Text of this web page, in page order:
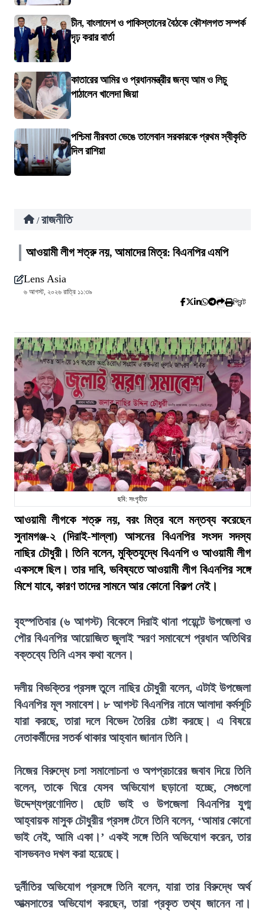
চীন, বাংলাদেশ ও পাকিস্তানের বৈঠকে কৌশলগত সম্পর্ক
দৃঢ় করার বার্তা
কাতারের আমির ও প্রধানমন্ত্রীর জন্য আম ও লিচু
পাঠালেন খালেদা জিয়া
পশ্চিমা নীরবতা ভেঙে তালেবান সরকারকে প্রথম স্বীকৃতি
দিল রাশিয়া
/ রাজনীতি
আওয়ামী লীগ শত্রু নয়, আমাদের মিত্র: বিএনপির এমপি
Lens Asia
৬ আগস্ট, ২০২৬ রাত্রি ১১:৩৯
প্রিন্ট
ছবি: সংগৃহীত
আওয়ামী লীগকে শত্রু নয়, বরং মিত্র বলে মন্তব্য করেছেন
সুনামগঞ্জ-২ (দিরাই-শাল্লা) আসনের বিএনপির সংসদ সদস্য
নাছির চৌধুরী। তিনি বলেন, মুক্তিযুদ্ধে বিএনপি ও আওয়ামী লীগ
একসঙ্গে ছিল। তার দাবি, ভবিষ্যতে আওয়ামী লীগ বিএনপির সঙ্গে
মিশে যাবে, কারণ তাদের সামনে আর কোনো বিকল্প নেই।
বৃহস্পতিবার (৬ আগস্ট) বিকেলে দিরাই থানা পয়েন্টে উপজেলা ও
পৌর বিএনপির আয়োজিত জুলাই স্মরণ সমাবেশে প্রধান অতিথির
বক্তব্যে তিনি এসব কথা বলেন।
দলীয় বিভক্তির প্রসঙ্গ তুলে নাছির চৌধুরী বলেন, এটাই উপজেলা
বিএনপির মূল সমাবেশ। ৮ আগস্ট বিএনপির নামে আলাদা কর্মসূচি
যারা করছে, তারা দলে বিভেদ তৈরির চেষ্টা করছে। এ বিষয়ে
নেতাকর্মীদের সতর্ক থাকার আহ্বান জানান তিনি।
নিজের বিরুদ্ধে চলা সমালোচনা ও অপপ্রচারের জবাব দিয়ে তিনি
বলেন, তাকে ঘিরে যেসব অভিযোগ ছড়ানো হচ্ছে, সেগুলো
উদ্দেশ্যপ্রণোদিত। ছোট ভাই ও উপজেলা বিএনপির যুগ্ম
আহ্বায়ক মাসুক চৌধুরীর প্রসঙ্গ টেনে তিনি বলেন, ‘আমার কোনো
ভাই নেই, আমি একা।’ একই সঙ্গে তিনি অভিযোগ করেন, তার
বাসভবনও দখল করা হয়েছে।
দুর্নীতির অভিযোগ প্রসঙ্গে তিনি বলেন, যারা তার বিরুদ্ধে অর্থ
আত্মসাতের অভিযোগ করছেন, তারা প্রকৃত তথ্য জানেন না।